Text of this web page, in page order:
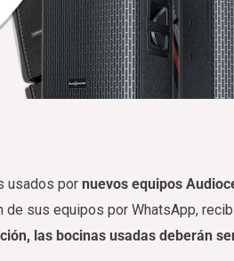
usados por nuevos equipos
sus equipos por WhatsApp,
las bocinas usadas deberán